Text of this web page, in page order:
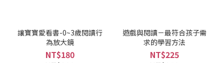
讓寶寶愛看書-0~3歲閱讀行
為放大鏡
NT$180
遊戲與閱讀－最符合孩子需
求的學習方法
NT$225